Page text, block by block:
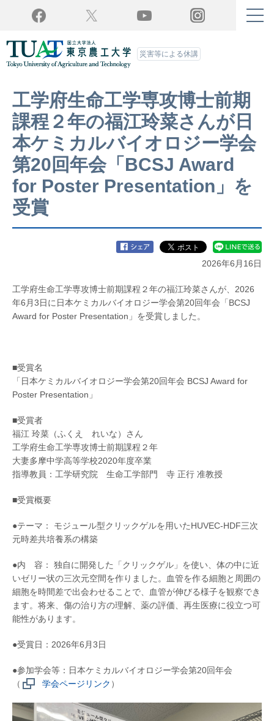
Facebook YouTube Instagram
災害等による休講
工学府生命工学専攻博士前期
課程２年の福江玲菜さんが日
本ケミカルバイオロジー学会
第20回年会「BCSJ Award
for Poster Presentation」を
受賞
2026年6月16日
工学府生命工学専攻博士前期課程２年の福江玲菜さんが、2026
年6月3日に日本ケミカルバイオロジー学会第20回年会「BCSJ
Award for Poster Presentation」を受賞しました。
■受賞名
「日本ケミカルバイオロジー学会第20回年会 BCSJ Award for
Poster Presentation」
■受賞者
福江 玲菜（ふくえ れいな）さん
工学府生命工学専攻博士前期課程２年
大妻多摩中学高等学校2020年度卒業
指導教員：工学研究院 生命工学部門 寺 正行 准教授
■受賞概要
●テーマ： モジュール型クリックゲルを用いたHUVEC-HDF三次
元時差共培養系の構築
●内 容： 独自に開発した「クリックゲル」を使い、体の中に近
いゼリー状の三次元空間を作りました。血管を作る細胞と周囲の
細胞を時間差で出会わせることで、血管が伸びる様子を観察でき
ます。将来、傷の治り方の理解、薬の評価、再生医療に役立つ可
能性があります。
●受賞日：2026年6月3日
●参加学会等：日本ケミカルバイオロジー学会第20回年会
（
学会ページリンク ）